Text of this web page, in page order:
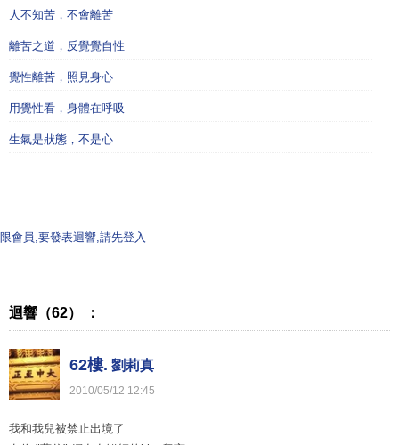
人不知苦，不會離苦
離苦之道，反覺覺自性
覺性離苦，照見身心
用覺性看，身體在呼吸
生氣是狀態，不是心
限會員,要發表迴響,請先登入
迴響（62） ：
62樓. 劉莉真
2010/05/12 12:45
我和我兒被禁止出境了